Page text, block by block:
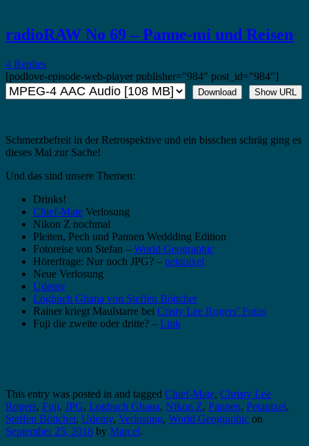
radioRAW No 69 – Panne-mi und Reisen
4 Replies
[podlove-episode-web-player publisher="984" post_id="984"]
Download Show URL
Schmerzbefreit in der Retrospektive und ein bisschen schräg ging es
dieses Mal zur Sache!
Und das sind unsere Themen:
Drinks!
Chief-Mate Verlosung
Nikon Z nochmal
Pleiten, Pech und Pannen Weddding Edition
Fotoreise von Stefan – World Geographic
Hörerfrage: Nur noch JPG? – petapixel
Neue Verlosung
Udemy
Logbuch Ghana von Steffen Böttcher
Rainer kriegt Maulstarre bei Cristy Lee Rogers’ Fotos
Fuji die zweite oder dritte? – Link
This entry was posted in and tagged Chief-Mate, Christy Lee
Rogers, Fuji, JPG, Logbuch Ghana, Nikon Z, Pannen, Petapixel,
Steffen Böttcher, Udemy, Verlosung, World Geographic on
September 25, 2018 by Marcel.